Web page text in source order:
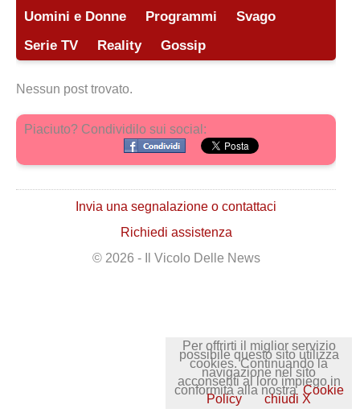
Uomini e Donne
Programmi
Svago
Serie TV
Reality Gossip
Nessun post trovato.
Piaciuto? Condividilo sui social:
Invia una segnalazione o contattaci
Richiedi assistenza
© 2026 - Il Vicolo Delle News
Per offrirti il miglior servizio
possibile questo sito utilizza
cookies. Continuando la
navigazione nel sito
acconsenti al loro impiego in
conformità alla nostra Cookie
Policy chiudi X